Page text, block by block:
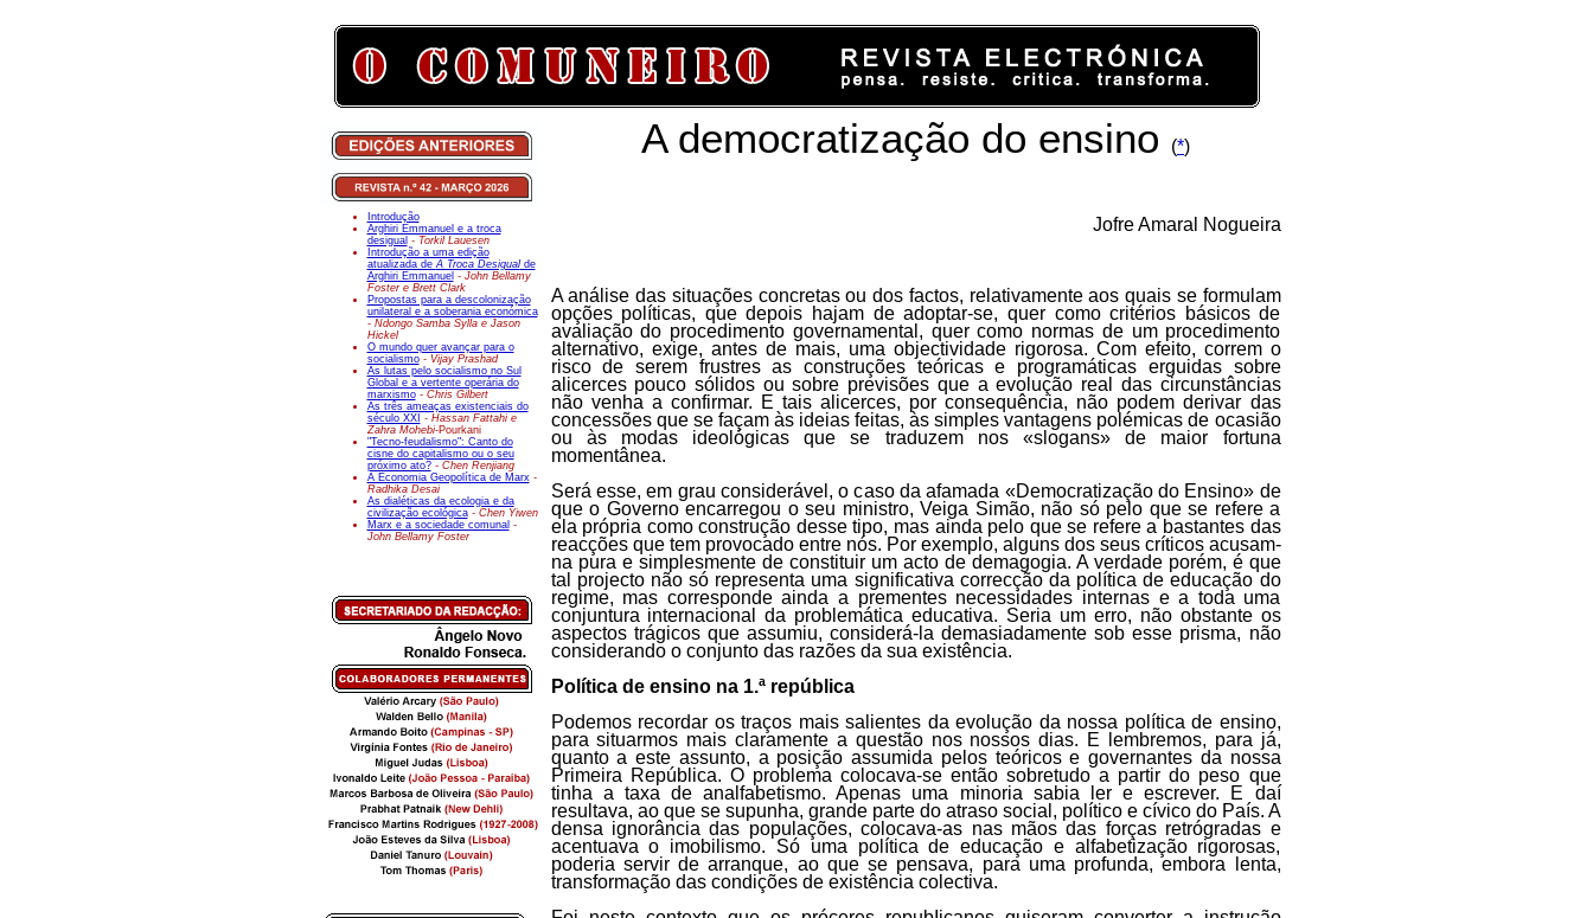
Introdução
Arghiri Emmanuel e a troca
desigual - Torkil Lauesen
Introdução a uma edição
atualizada deA Troca Desigualde
Arghiri Emmanuel - John Bellamy
Foster e Brett Clark
Propostas para a descolonização
unilateral e a soberania económica
- Ndongo Samba Sylla e Jason
Hickel
O mundo quer avançar para o
socialismo- Vijay Prashad
As lutas pelo socialismo no Sul
Global e a vertente operária do
marxismo- Chris Gilbert
As três ameaças existenciais do
século XXI - Hassan Fattahi e
Zahra Mohebi-Pourkani
"Tecno-feudalismo": Canto do
cisne do capitalismo ou o seu
próximo ato? - Chen Renjiang
A Economia Geopolítica de Marx-
Radhika Desai
As dialéticas da ecologia e da
civilização ecológica - Chen Yiwen
Marx e a sociedade comunal -
John Bellamy Foster
A democratização do ensino (*)
Jofre Amaral Nogueira
A análise das situações concretas ou dos factos, relativamente aos quais se formulam
opções políticas, que depois hajam de adoptar-se, quer como critérios básicos de
avaliação do procedimento governamental, quer como normas de um procedimento
alternativo, exige, antes de mais, uma objectividade rigorosa. Com efeito, correm o
risco de serem frustres as construções teóricas e programáticas erguidas sobre
alicerces pouco sólidos ou sobre previsões que a evolução real das circunstâncias
não venha a confirmar. E tais alicerces, por consequência, não podem derivar das
concessões que se façam às ideias feitas, às simples vantagens polémicas de ocasião
ou às modas ideológicas que se traduzem nos «slogans» de maior fortuna
momentânea.
Será esse, em grau considerável, o caso da afamada «Democratização do Ensino» de
que o Governo encarregou o seu ministro, Veiga Simão, não só pelo que se refere a
ela própria como construção desse tipo, mas ainda pelo que se refere a bastantes das
reacções que tem provocado entre nós. Por exemplo, alguns dos seus críticos acusam-
na pura e simplesmente de constituir um acto de demagogia. A verdade porém, é que
tal projecto não só representa uma significativa correcção da política de educação do
regime, mas corresponde ainda a prementes necessidades internas e a toda uma
conjuntura internacional da problemática educativa. Seria um erro, não obstante os
aspectos trágicos que assumiu, considerá-la demasiadamente sob esse prisma, não
considerando o conjunto das razões da sua existência.
Política de ensino na 1.ª república
Podemos recordar os traços mais salientes da evolução da nossa política de ensino,
para situarmos mais claramente a questão nos nossos dias. E lembremos, para já,
quanto a este assunto, a posição assumida pelos teóricos e governantes da nossa
Primeira República. O problema colocava-se então sobretudo a partir do peso que
tinha a taxa de analfabetismo. Apenas uma minoria sabia ler e escrever. E daí
resultava, ao que se supunha, grande parte do atraso social, político e cívico do País. A
densa ignorância das populações, colocava-as nas mãos das forças retrógradas e
acentuava o imobilismo. Só uma política de educação e alfabetização rigorosas,
poderia servir de arranque, ao que se pensava, para uma profunda, embora lenta,
transformação das condições de existência colectiva.